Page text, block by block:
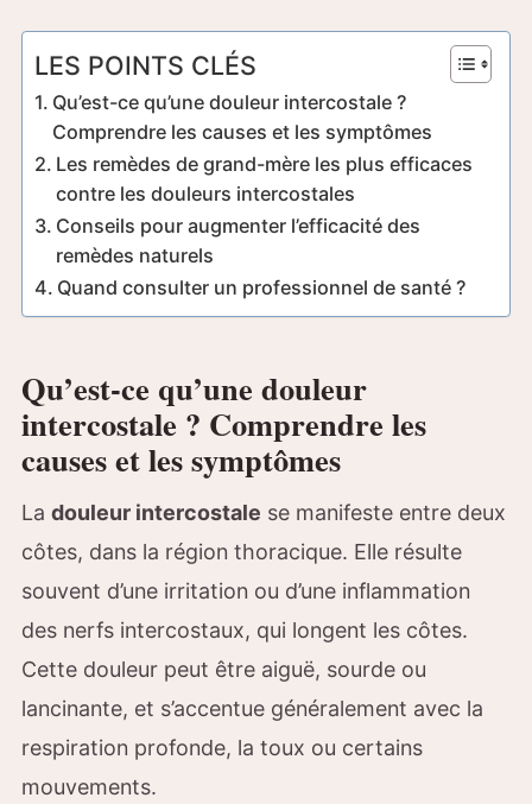
LES POINTS CLÉS
Qu’est-ce qu’une douleur intercostale ?
Comprendre les causes et les symptômes
Les remèdes de grand-mère les plus efficaces
contre les douleurs intercostales
Conseils pour augmenter l’efficacité des
remèdes naturels
Quand consulter un professionnel de santé ?
Qu’est-ce qu’une douleur
intercostale ? Comprendre les
causes et les symptômes
La douleur intercostale se manifeste entre deux
côtes, dans la région thoracique. Elle résulte
souvent d’une irritation ou d’une inflammation
des nerfs intercostaux, qui longent les côtes.
Cette douleur peut être aiguë, sourde ou
lancinante, et s’accentue généralement avec la
respiration profonde, la toux ou certains
mouvements.